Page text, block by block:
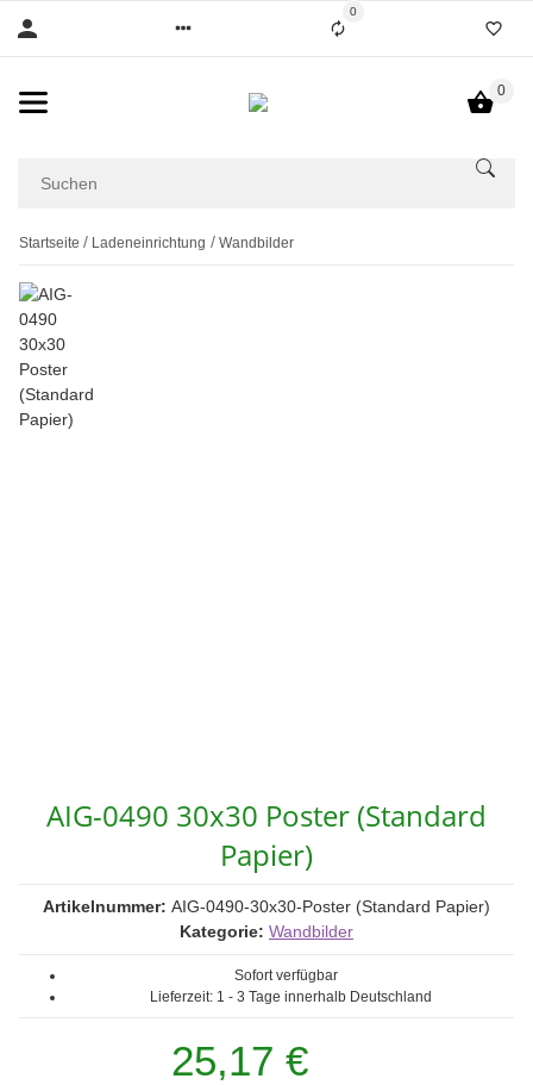
0
0
Startseite Ladeneinrichtung Wandbilder
AIG-0490 30x30 Poster (Standard
Papier)
Artikelnummer: AIG-0490-30x30-Poster (Standard Papier)
Kategorie: Wandbilder
Sofort verfügbar
Lieferzeit: 1 - 3 Tage innerhalb Deutschland
25,17 €